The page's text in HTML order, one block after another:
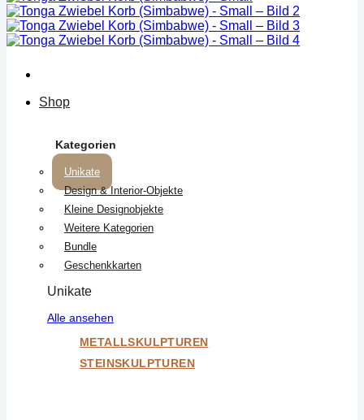
Shop
Kategorien
Unikate
Design & Interior-Objekte
Kleine Designobjekte
Weitere Kategorien
Bundle
Geschenkkarten
Unikate
Alle ansehen
METALLSKULPTUREN
STEINSKULPTUREN